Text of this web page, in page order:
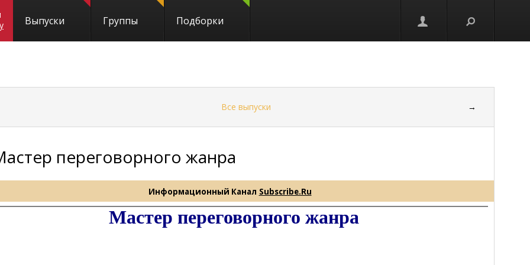
Выпуски Группы Подборки
Все выпуски →
переговорного жанра
Информационный Канал Subscribe.Ru
Мастер переговорного жанра